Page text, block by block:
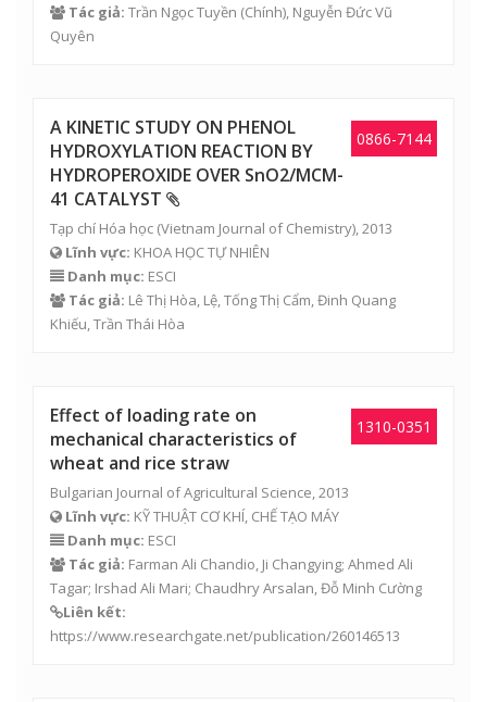
Tác giả: Trần Ngọc Tuyền (Chính), Nguyễn Đức Vũ
Quyên
0866-7144
A KINETIC STUDY ON PHENOL
HYDROXYLATION REACTION BY
HYDROPEROXIDE OVER SnO2/MCM-
41 CATALYST
Tạp chí Hóa học (Vietnam Journal of Chemistry), 2013
Lĩnh vực: KHOA HỌC TỰ NHIÊN
Danh mục: ESCI
Tác giả: Lê Thị Hòa , Lệ, Tống Thị Cẩm, Đinh Quang
Khiếu Trần Thái Hòa
1310-0351
Effect of loading rate on
mechanical characteristics of
wheat and rice straw
Bulgarian Journal of Agricultural Science, 2013
Lĩnh vực: KỸ THUẬT CƠ KHÍ, CHẾ TẠO MÁY
Danh mục: ESCI
Tác giả: Farman Ali Chandio, Ji Changying; Ahmed Ali
Tagar; Irshad Ali Mari; Chaudhry Arsalan, Đỗ Minh Cường
Liên kết:
https://www.researchgate.net/publication/260146513